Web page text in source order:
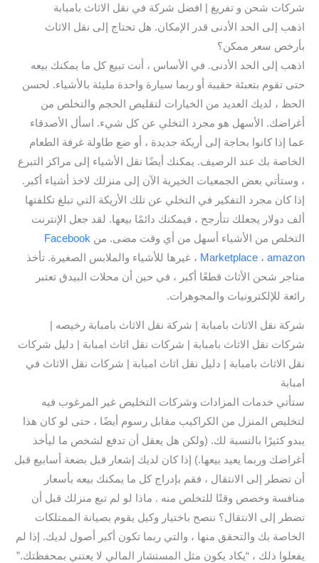
شركات شحن و تفريغ | افضل شركة في نقل الاثاث بامبابة
اذهب إلى الحد الأدنى قدر الإمكان. هل تحتاج إلى نقل الاثاث
بأرخص سعر ممكن؟
اذهب إلى الحد الأدنى. في الأساس ، أنت تبيع كل ما يمكنك بيعه
حتى تقوم بتعبئة حقيبة أو ربما سيارة واحدة مليئة بالأشياء. لحسن
الحظ ، لديك العديد من الخيارات لتقليص الحجم والتخلص من
أغراضك. الأسهل هو مجرد التخلي عن كل شيء. اسأل الأصدقاء
عما إذا كانوا بحاجة إلى أريكة جديدة ، أو ضع طاولة غرفة الطعام
الخاصة بك عند الرصيف. يمكنك أيضًا نقل الأشياء إلى مراكز التبرع
، وستأتي بعض الجمعيات الخيرية الآن إلى منزلك لاخذ أشياء أكبر.
إذا كان مجرد التفكير في التخلي عن تلك الأريكة التي تبلغ تكلفتها
ألف دولار يجعلك تتأرجح ، فيمكنك دائمًا بيعها. لقد جعل الإنترنت
التخلص من الأشياء أسهل من أي وقت مضى. من Facebook
Marketplace ، amazon
، غيرها للأشياء والملابس الصغيرة. تأخذ
متاجر شحن الأثاث قطعًا أكبر ، في حين أن محلات البيدق تعتبر
رائعة للإلكترونيات والمجوهرات.
شركة نقل الاثاث بامبابة | شركة نقل الاثاث بامبابة رخيصه |
شركات نقل الاثاث بامبابة | شركات نقل اثاث امبابة | دليل شركات
نقل الاثاث بامبابة | دليل نقل اثاث امبابة | شركات نقل الاثاث في
امبابة
ستأتي خدمات المزادات وشركات التخليص غير المرغوب فيه
لتخليص المنزل من الكراكيب مقابل رسوم أيضًا ، حتى لو كان هذا
يبدو كثيرًا بالنسبة لك. (ولكن هل يعقل أن تدفع لشخص ما ليأخذ
أغراضك وربما يعيد بيعها.) إذا كان لديك إشعار قبل بضعة أسابيع قبل
أن تضطر إلى الانتقال ، فقم بإدراج كل ما يمكنك بيعه بأسعار
منافسة وخصص وقتًا للتخلص منه . ماذا لو لم تبع منزلك قبل أن
تضطر إلى الانتقال؟ ننصح باختيار وكيل يقوم بصيانة الممتلكات
الخاصة بك والتحقق منها ، والتي ربما تكون أكبر أصول لديك. إذا لم
يفعلوا ذلك ، “يكاد يكون مثل المستشار المالي لا يعتني بمحفظتك.”